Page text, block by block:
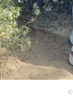
©